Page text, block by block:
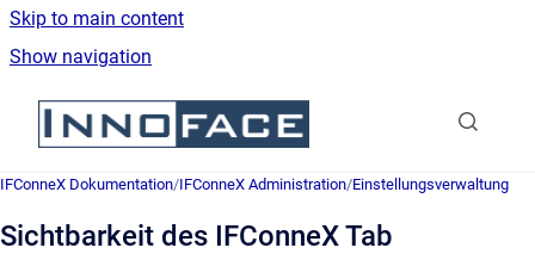
Skip to main content
Show navigation
Go to homepage
IFConneX Dokumentation/IFConneX Administration/Einstellungsverwaltung
Sichtbarkeit des IFConneX Tab